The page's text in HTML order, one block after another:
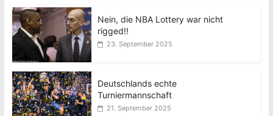
Nein, die NBA Lottery war nicht
rigged!!
23. September 2025
Deutschlands echte
Turniermannschaft
21. September 2025